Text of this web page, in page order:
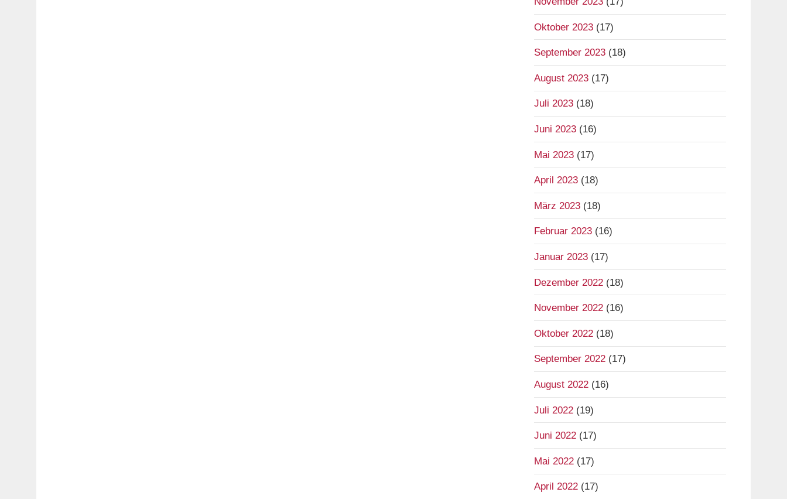
Oktober 2023(17)
September 2023(18)
August 2023(17)
Juli 2023(18)
Juni 2023(16)
Mai 2023(17)
April 2023(18)
März 2023(18)
Februar 2023(16)
Januar 2023(17)
Dezember 2022(18)
November 2022(16)
Oktober 2022(18)
September 2022(17)
August 2022(16)
Juli 2022(19)
Juni 2022(17)
Mai 2022(17)
April 2022(17)